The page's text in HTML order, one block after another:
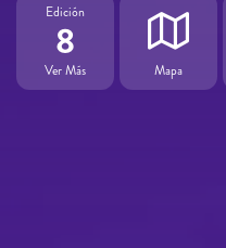
Edición
8
Ver Más Mapa